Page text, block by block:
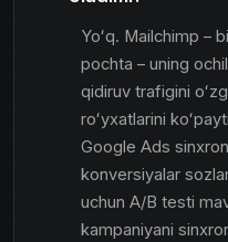
Yoʻq. Mailchimp –
pochta – uning
qidiruv trafigini
roʻyxatlarini
Google Ads
konversiyalar
uchun A/B testi
kampaniyani